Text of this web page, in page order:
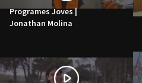
Programes Joves |
Jonathan Molina